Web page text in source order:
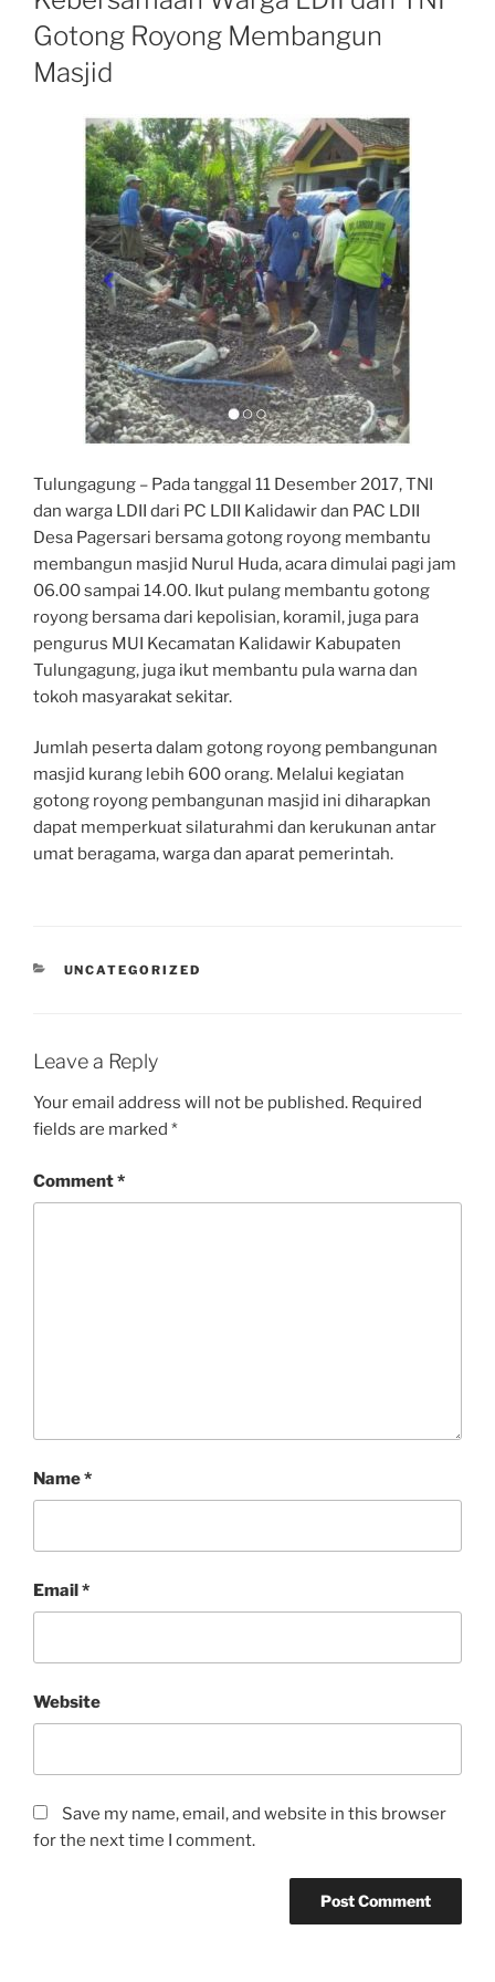
Gotong Royong Membangun
Masjid
Tulungagung – Pada tanggal 11 Desember 2017, TNI
dan warga LDII dari PC LDII Kalidawir dan PAC LDII
Desa Pagersari bersama gotong royong membantu
membangun masjid Nurul Huda, acara dimulai pagi jam
06.00 sampai 14.00. Ikut pulang membantu gotong
royong bersama dari kepolisian, koramil, juga para
pengurus MUI Kecamatan Kalidawir Kabupaten
Tulungagung, juga ikut membantu pula warna dan
tokoh masyarakat sekitar.
Jumlah peserta dalam gotong royong pembangunan
masjid kurang lebih 600 orang. Melalui kegiatan
gotong royong pembangunan masjid ini diharapkan
dapat memperkuat silaturahmi dan kerukunan antar
umat beragama, warga dan aparat pemerintah.
CATEGORIES
UNCATEGORIZED
Leave a Reply
Your email address will not be published. Required
fields are marked *
Comment*
Name*
Email*
Website
Save my name, email, and website in this browser
for the next time I comment.